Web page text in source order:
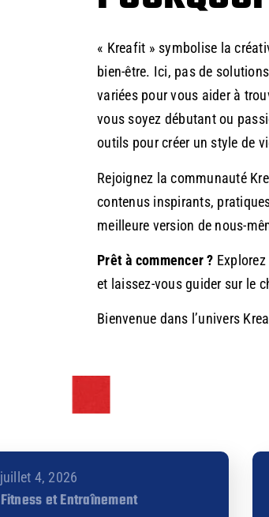
« Kreafit » symbolise la
bien-être. Ici, pas de
variées pour vous aider à
vous soyez débutant ou
outils pour créer un style de
Rejoignez la communauté
contenus inspirants,
meilleure version de nous-
Prêt à commencer ?
et laissez-vous guider sur le
Bienvenue dans l’univers
juillet 4, 2026
Fitness et Entraînement